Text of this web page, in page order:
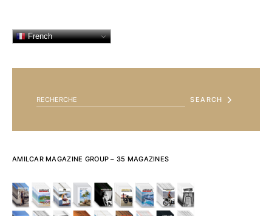
French
SEARCH
AMILCAR MAGAZINE GROUP – 35 MAGAZINES